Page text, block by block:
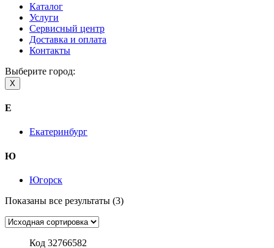
Каталог
Услуги
Сервисный центр
Доставка и оплата
Контакты
Выберите город:
X
Е
Екатеринбург
Ю
Югорск
Показаны все результаты (3)
Код 32766582